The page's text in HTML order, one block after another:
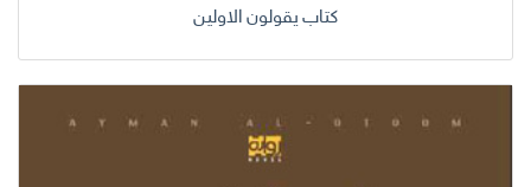
كتاب يقولون الاولين